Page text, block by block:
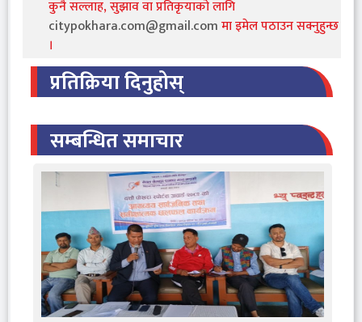
कुनै सल्लाह, सुझाव वा प्रतिकृयाको लागि
citypokhara.com@gmail.comमा इमेल पठाउन सक्नुहुन्छ
।
प्रतिक्रिया दिनुहोस्
सम्बन्धित समाचार